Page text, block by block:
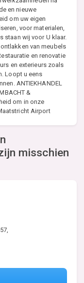
en nieuwe
om uw eigen
voor materialen,
staan wij voor U klaar.
van meubels
en renovatie
en exterieurs zoals
Loopt u eens
ANTIEKHANDEL
&
om in onze
Airport
misschien